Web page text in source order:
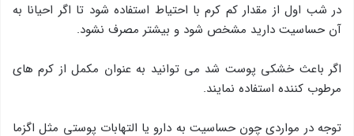
در شب اول از مقدار کم کرم با احتیاط استفاده شود تا اگر احیانا به
آن حساسیت دارید مشخص شود و بیشتر مصرف نشود.
اگر باعث خشکی پوست شد می توانید به عنوان مکمل از کرم های
مرطوب کننده استفاده نمایند.
توجه در مواردی چون حساسیت به دارو یا التهابات پوستی مثل اگزما